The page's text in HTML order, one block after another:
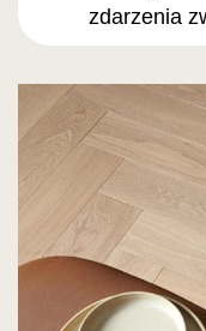
zdarzenia